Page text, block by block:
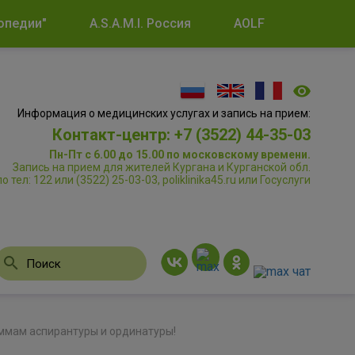
A.S.A.M.I. Россия AOLF
Информация о медицинских услугах и запись на прием:
Контакт-центр: +7 (3522) 44-35-03
Пн-Пт с 6.00 до 15.00 по московскому времени.
Запись на прием для жителей Кургана и Курганской обл.
тел: 122 или (3522) 25-03-03, poliklinika45.ru или Госуслуги
аспирантуры и ординатуры!